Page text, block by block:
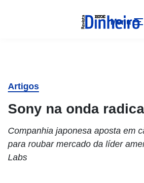
Menu
Artigos
Sony na onda
Companhia japonesa aposta em
para roubar mercado da líder
Labs